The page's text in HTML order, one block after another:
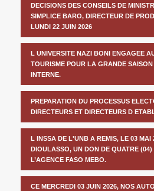
DECISIONS DES CONSEILS DE
SIMPLICE BARO, DIRECTEUR DE
LUNDI 22 JUIN 2026
L UNIVERSITE NAZI BONI ENGAGEE
TOURISME POUR LA GRANDE
INTERNE.
PREPARATION DU PROCESSUS
DIRECTEURS ET DIRECTEURS D
L INSSA DE L'UNB A REMIS, LE 03 MAI
DIOULASSO, UN DON DE QUATRE
L’AGENCE FASO MEBO.
CE MERCREDI 03 JUIN 2026, NOS